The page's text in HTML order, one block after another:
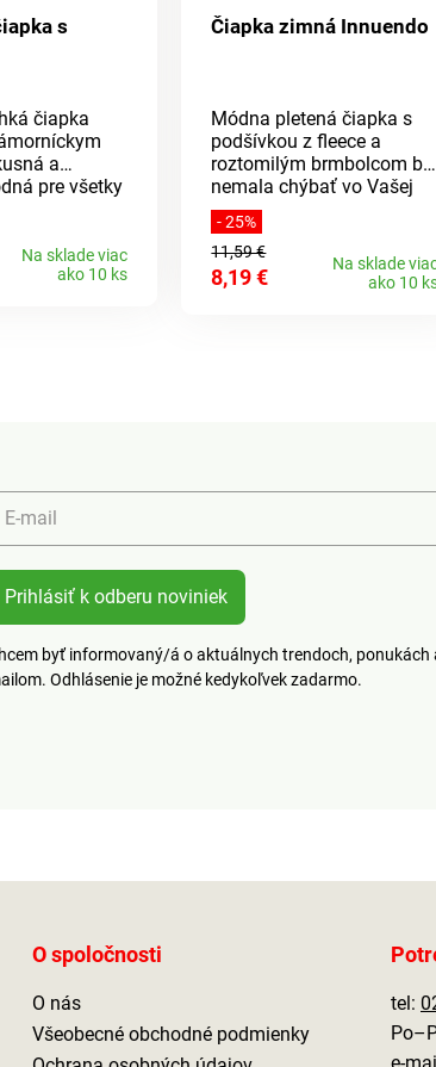
s
čiapka
a
pre všetky
i pánska)
Na sklade viac
ako 10 ks
Čiapka zimná Innuendo
Módna pletená čiapka s
podšívkou z fleece a
roztomilým brmbolcom by
nemala chýbať vo Vašej
zimnej výbave. Nedovoľte
zime, aby Vás prekvapila a
vyberajte už dnes! Slušať
bude všetkým vekovým
- 25%
11,59 €
8,19 €
Na sklade
ako 10
E-mail
Prihlásiť k odberu noviniek
byť informovaný/á o aktuálnych trendoch, ponukách
Odhlásenie je možné kedykoľvek zadarmo.
O spoločnosti
O nás
Všeobecné obchodné podmienky
tel: